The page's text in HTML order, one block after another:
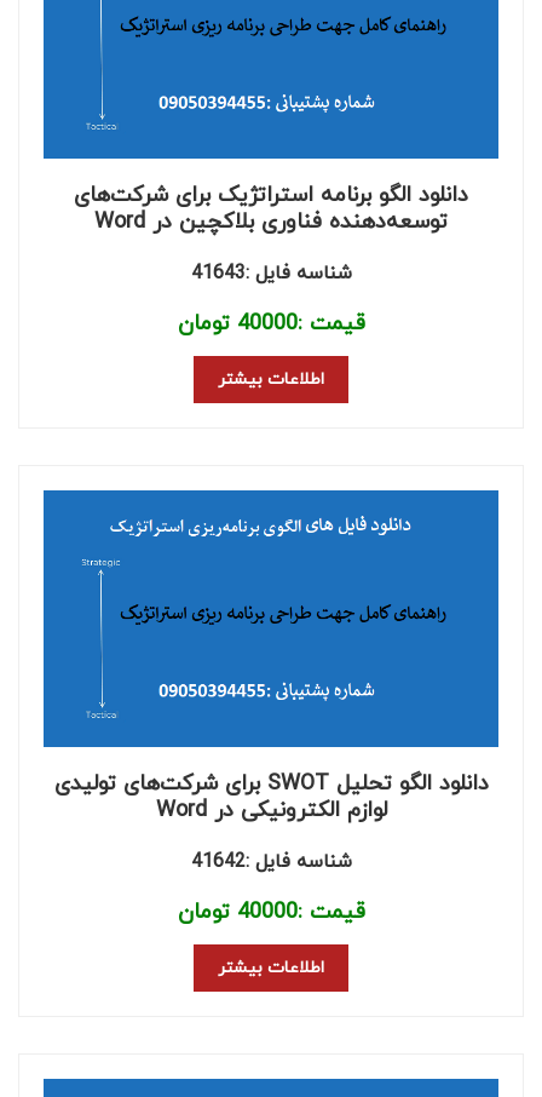
دانلود الگو برنامه استراتژیک برای شرکت‌های
توسعه‌دهنده فناوری بلاکچین در Word
شناسه فایل :41643
قیمت :40000 تومان
اطلاعات بیشتر
دانلود الگو تحلیل SWOT برای شرکت‌های تولیدی
لوازم الکترونیکی در Word
شناسه فایل :41642
قیمت :40000 تومان
اطلاعات بیشتر